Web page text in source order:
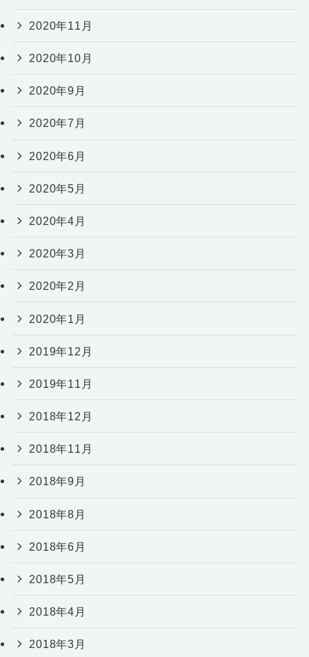
2020年11月
2020年10月
2020年9月
2020年7月
2020年6月
2020年5月
2020年4月
2020年3月
2020年2月
2020年1月
2019年12月
2019年11月
2018年12月
2018年11月
2018年9月
2018年8月
2018年6月
2018年5月
2018年4月
2018年3月